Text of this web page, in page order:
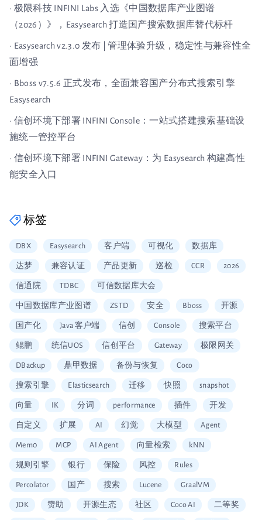
· 极限科技 INFINI Labs 入选《中国数据库产业图谱
（2026）》，Easysearch 打造国产搜索数据库替代标杆
· Easysearch v2.3.0 发布 | 管理体验升级，稳定性与兼容性全
面增强
· Bboss v7.5.6 正式发布，全面兼容国产分布式搜索引擎
Easysearch
· 信创环境下部署 INFINI Console：一站式搭建搜索基础设
施统一管控平台
· 信创环境下部署 INFINI Gateway：为 Easysearch 构建高性
能安全入口
标签
DBX Easysearch 客户端 可视化 数据库
达梦 兼容认证 产品更新 巡检 CCR 2026
信通院 TDBC 可信数据库大会
中国数据库产业图谱 ZSTD 安全 Bboss 开源
国产化 Java 客户端 信创 Console 搜索平台
鲲鹏 统信UOS 信创平台 Gateway 极限网关
DBackup 鼎甲数据 备份与恢复 Coco
搜索引擎 Elasticsearch 迁移 快照 snapshot
向量 IK 分词 performance 插件 开发
自定义 扩展 AI 幻觉 大模型 Agent
Mem0 MCP AI Agent 向量检索 kNN
规则引擎 银行 保险 风控 Rules
Percolator 国产 搜索 Lucene GraalVM
JDK 赞助 开源生态 社区 Coco AI 二等奖